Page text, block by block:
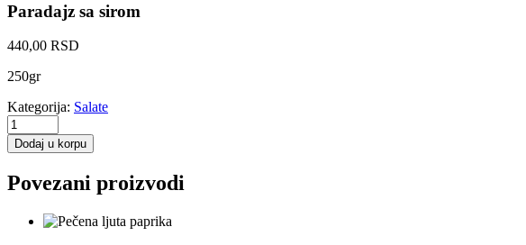
Paradajz sa sirom
440,00 RSD
250gr
Kategorija: Salate
Paradajz
sa
sirom
Dodaj u korpu
Povezani proizvodi